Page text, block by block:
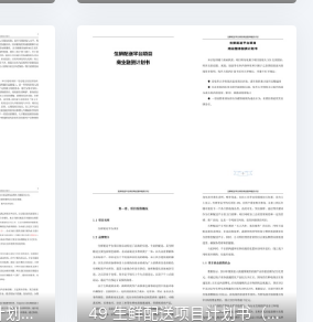
50月嫂教育培训项目计划书（word＋ppt配套）创业计划书word模板 49 生鲜配送项目计划书（word＋ppt配套）创业计划书word模板